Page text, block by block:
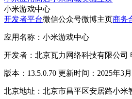
小米游戏中心
开发者平台微信公众号微博主页商务
应用名称：小米游戏中心
开发者：北京瓦力网络科技有限公司
版本：13.5.0.70 更新时间：2025年3月
北京地址：北京市昌平区安居路小米